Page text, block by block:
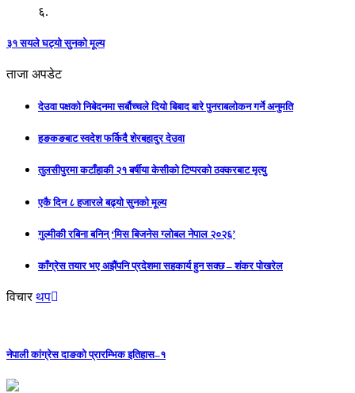
६.
३१ सयले घट्यो सुनको मूल्य
ताजा अपडेट
देउवा पक्षको निबेदनमा सर्बौच्चले दियो बिबाद बारे पुनराबलोकन गर्ने अनुमति
हङकङबाट स्वदेश फर्किदै शेरबहादुर देउवा
तुलसीपुरमा कटाँहाकी २१ बर्षीया केसीको टिप्परको ठक्करबाट मृत्यु
एकै दिन ८ हजारले बढ्यो सुनको मूल्य
गुल्मीकी रबिना बनिन् ‘मिस बिजनेस ग्लोबल नेपाल २०२६’
काँग्रेस तयार भए अझैंपनि प्रदेशमा सहकार्य हुन सक्छ – शंकर पोखरेल
विचार थप
नेपाली कांग्रेस दाङको प्रारम्भिक इतिहास–१